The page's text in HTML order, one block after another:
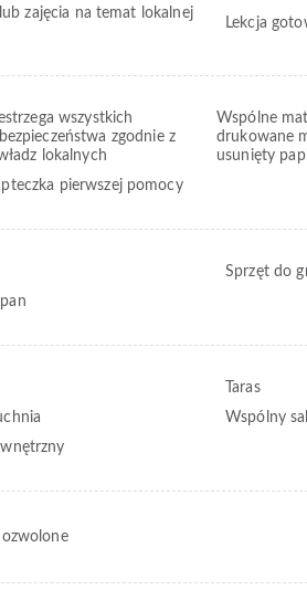
zajęcia na temat lokalnej
Lekcja
wszystkich
zgodnie z
lokalnych
Wspólne
drukowane
usunięty
pierwszej pomocy
Sprzęt do
Taras
Wspólny